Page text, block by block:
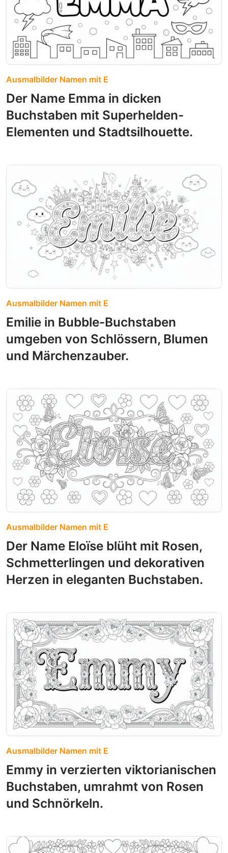
Ausmalbilder Namen mit E
Der Name Emma in dicken
Buchstaben mit Superhelden-
Elementen und Stadtsilhouette.
Ausmalbilder Namen mit E
Emilie in Bubble-Buchstaben
umgeben von Schlössern, Blumen
und Märchenzauber.
Ausmalbilder Namen mit E
Der Name Eloïse blüht mit Rosen,
Schmetterlingen und dekorativen
Herzen in eleganten Buchstaben.
Ausmalbilder Namen mit E
Emmy in verzierten viktorianischen
Buchstaben, umrahmt von Rosen
und Schnörkeln.